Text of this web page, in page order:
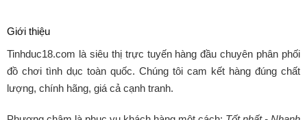
Giới thiệu
Tinhduc18.com là siêu thị trực tuyến hàng đầu chuyên phân phối
đồ chơi tình dục toàn quốc. Chúng tôi cam kết hàng đúng chất
lượng, chính hãng, giá cả cạnh tranh.